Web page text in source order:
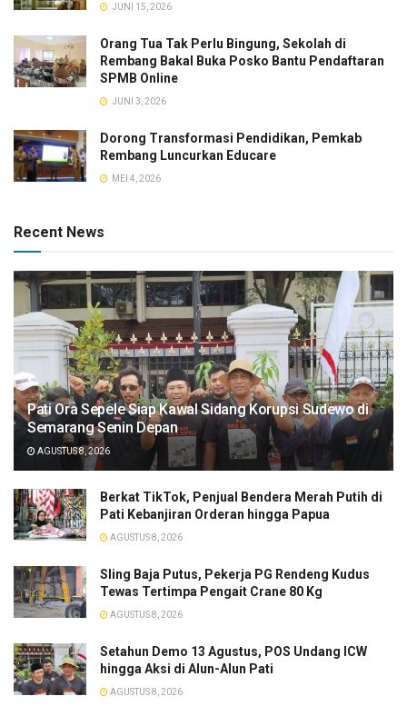
JUNI 15, 2026
Orang Tua Tak Perlu Bingung, Sekolah di
Rembang Bakal Buka Posko Bantu Pendaftaran
SPMB Online
JUNI 3, 2026
Dorong Transformasi Pendidikan, Pemkab
Rembang Luncurkan Educare
MEI 4, 2026
Recent News
Pati Ora Sepele Siap Kawal Sidang Korupsi Sudewo di
Semarang Senin Depan
AGUSTUS 8, 2026
​Berkat TikTok, Penjual Bendera Merah Putih di
Pati Kebanjiran Orderan hingga Papua
AGUSTUS 8, 2026
Sling Baja Putus, Pekerja PG Rendeng Kudus
Tewas Tertimpa Pengait Crane 80 Kg
AGUSTUS 8, 2026
Setahun Demo 13 Agustus, POS Undang ICW
hingga Aksi di Alun-Alun Pati
AGUSTUS 8, 2026